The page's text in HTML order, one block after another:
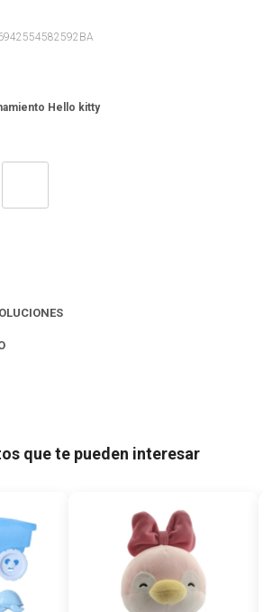
Hello kitty
que te pueden interesar